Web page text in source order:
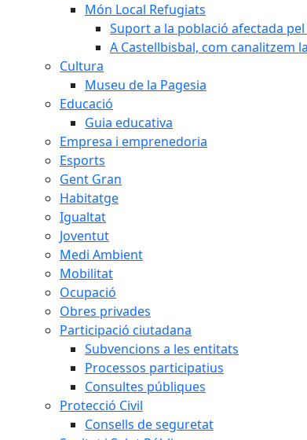
Món Local Refugiats
Suport a la població afectada
A Castellbisbal, com canalitzem
Cultura
Museu de la Pagesia
Educació
Guia educativa
Empresa i emprenedoria
Esports
Gent Gran
Habitatge
Igualtat
Joventut
Medi Ambient
Mobilitat
Ocupació
Obres privades
Participació ciutadana
Subvencions a les entitats
Processos participatius
Consultes públiques
Protecció Civil
Consells de seguretat